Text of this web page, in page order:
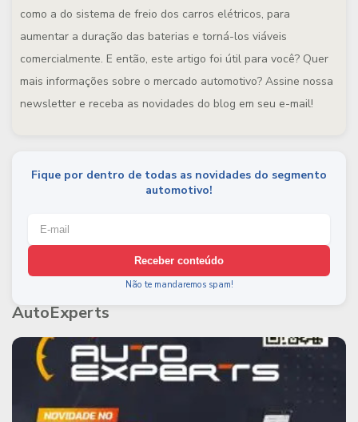
como a do sistema de freio dos carros elétricos, para
aumentar a duração das baterias e torná-los viáveis
comercialmente. E então, este artigo foi útil para você? Quer
mais informações sobre o mercado automotivo? Assine nossa
newsletter e receba as novidades do blog em seu e-mail!
Fique por dentro de todas as novidades do segmento
automotivo!
Receber conteúdo
Não te mandaremos spam!
AutoExperts